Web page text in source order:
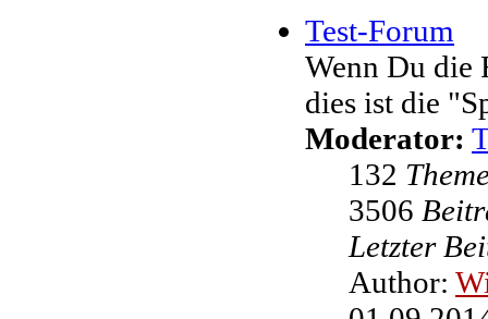
Test-Forum
Wenn Du die
dies ist die
Moderator:
132
3506
Letzter
Author: